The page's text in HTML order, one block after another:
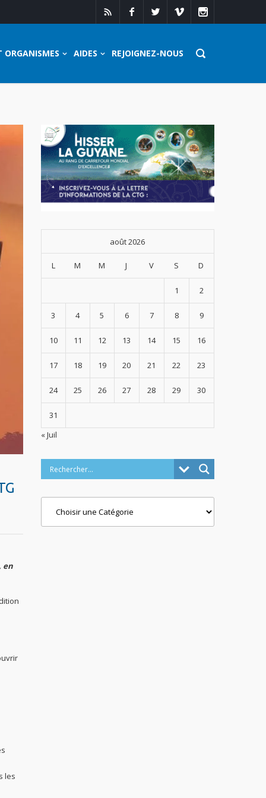
ORGANISMES AIDES REJOIGNEZ-NOUS
en
les
août 2026
L M M J V S D
1 2
3 4 5 6 7 8 9
10 11 12 13 14 15 16
17 18 19 20 21 22 23
24 25 26 27 28 29 30
31
« Juil